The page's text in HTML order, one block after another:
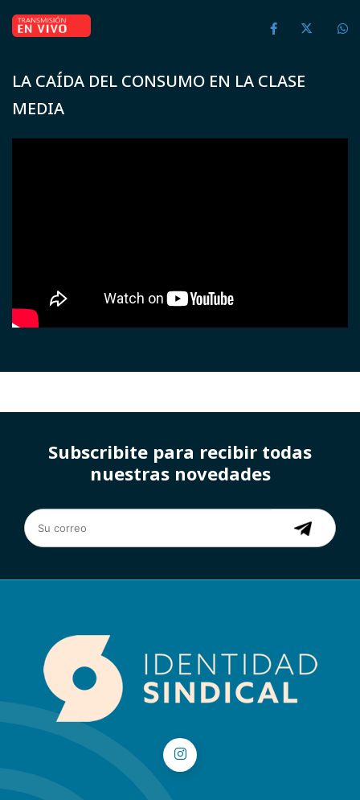
LA CAÍDA DEL CONSUMO EN LA CLASE
MEDIA
Subscribite para recibir todas
nuestras novedades